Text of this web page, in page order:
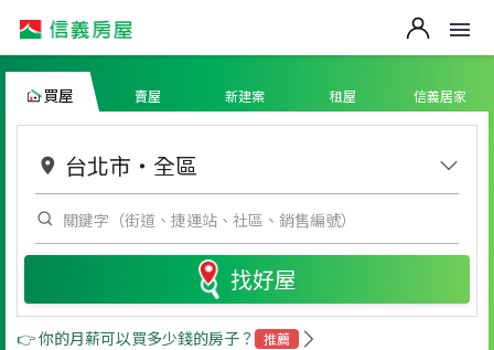
買屋 賣屋 新建案 租屋 信義居家
台北市 ・ 全區
找好屋
👉 你的月薪可以買多少錢的房子？ 推薦